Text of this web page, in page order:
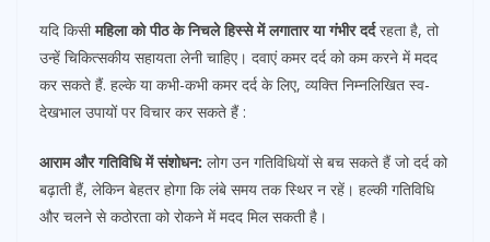
यदि किसीमहिला को पीठ के निचले हिस्से में लगातार या गंभीर दर्दरहता है, तो
उन्हें चिकित्सकीय सहायता लेनी चाहिए। दवाएं कमर दर्द को कम करने में मदद
कर सकते हैं. हल्के या कभी-कभी कमर दर्द के लिए, व्यक्ति निम्नलिखित स्व-
देखभाल उपायों पर विचार कर सकते हैं :
आराम और गतिविधि में संशोधन: लोग उन गतिविधियों से बच सकते हैं जो दर्द को
बढ़ाती हैं, लेकिन बेहतर होगा कि लंबे समय तक स्थिर न रहें। हल्की गतिविधि
और चलने से कठोरता को रोकने में मदद मिल सकती है।